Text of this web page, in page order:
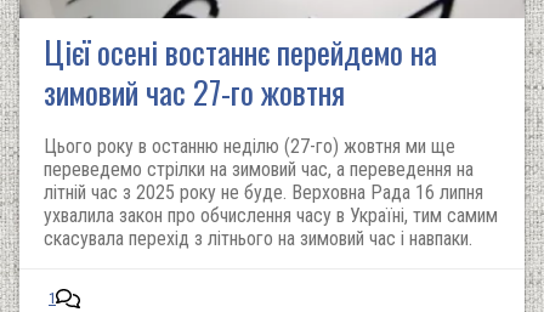
Цієї осені востаннє перейдемо на
зимовий час 27-го жовтня
Цього року в останню неділю (27-го) жовтня ми ще
переведемо стрілки на зимовий час, а переведення на
літній час з 2025 року не буде. Верховна Рада 16 липня
ухвалила закон про обчислення часу в Україні, тим самим
скасувала перехід з літнього на зимовий час і навпаки.
1